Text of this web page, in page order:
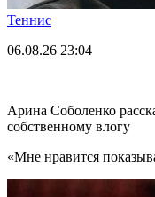
Теннис
06.08.26 23:04
Арина Соболенко
собственному влогу
«Мне нравится